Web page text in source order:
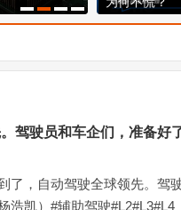
驾驶员和车企们，准备好
了，自动驾驶全球领先。驾
浩凯）#辅助驾驶#L2#L3#L4